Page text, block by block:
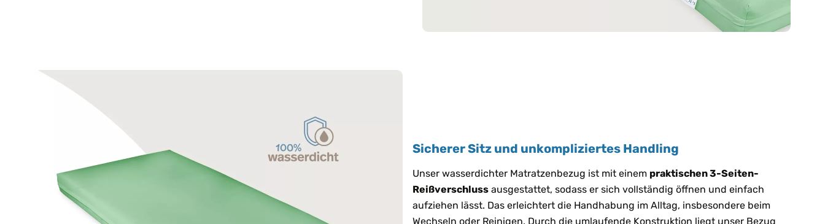
Sicherer Sitz und unkompliziertes Handling
Unser wasserdichter Matratzenbezug ist mit einem praktischen 3-Seiten-
Reißverschluss ausgestattet, sodass er sich vollständig öffnen und einfach
aufziehen lässt. Das erleichtert die Handhabung im Alltag, insbesondere beim
Wechseln oder Reinigen. Durch die umlaufende Konstruktion liegt unser Bezug